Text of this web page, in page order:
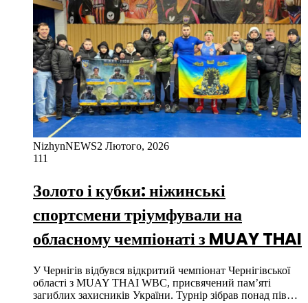
NizhynNEWS2 Лютого, 2026
111
Золото і кубки: ніжинські
спортсмени тріумфували на
обласному чемпіонаті з MUAY THAI
У Чернігів відбувся відкритий чемпіонат Чернігівської
області з MUAY THAI WBC, присвячений памʼяті
загиблих захисників України. Турнір зібрав понад пів…